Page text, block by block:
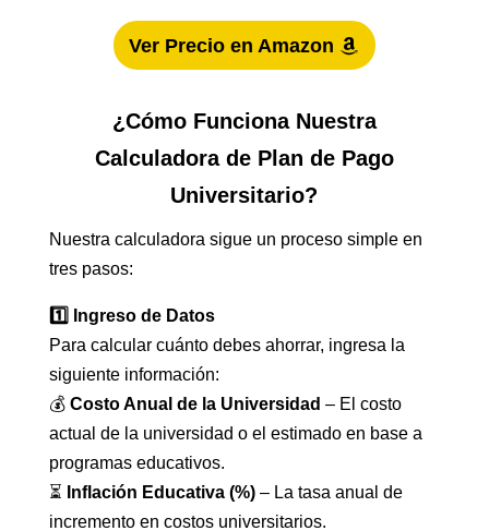
Ver Precio en Amazon
¿Cómo Funciona Nuestra
Calculadora de Plan de Pago
Universitario?
Nuestra calculadora sigue un proceso simple en
tres pasos:
1️⃣ Ingreso de Datos
Para calcular cuánto debes ahorrar, ingresa la
siguiente información:
💰 Costo Anual de la Universidad – El costo
actual de la universidad o el estimado en base a
programas educativos.
⏳
Inflación Educativa (%)– La tasa anual de
incremento en costos universitarios.